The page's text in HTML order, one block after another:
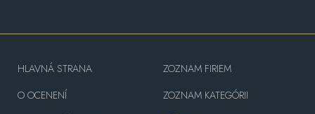
HLAVNÁ STRANA
O OCENENÍ
ZOZNAM FIRIEM
ZOZNAM KATEGÓRII